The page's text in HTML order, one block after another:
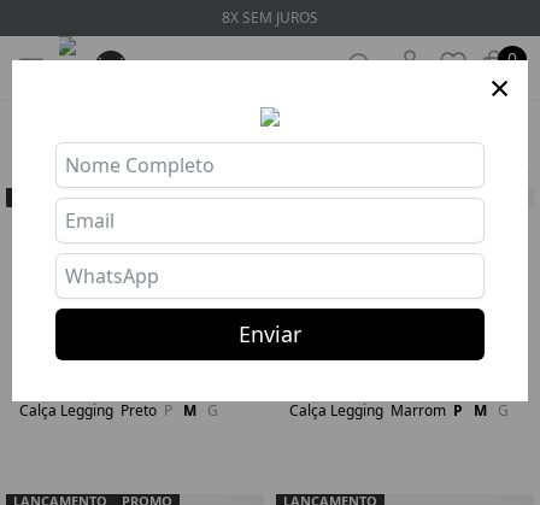
8X SEM JUROS
0
LANÇAMENTO
LEGGING LUMINOUS SHAPE
BLACK
R$ 264,27
Calça Legging Preto P M G
LANÇAMENTO
LEGGING LUMINOUS SHAPE
R$ 264,27
8x R$ 33,03
Calça Legging Marrom P M G
LANÇAMENTO PROMO LANÇAMENTO
×
Enviar